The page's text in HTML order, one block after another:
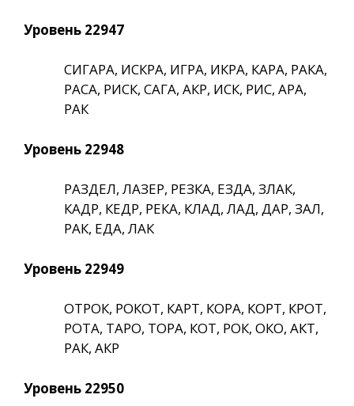
Уровень 22947
СИГАРА, ИСКРА, ИГРА, ИКРА, КАРА, РАКА,
РАСА, РИСК, САГА, АКР, ИСК, РИС, АРА,
РАК
Уровень 22948
РАЗДЕЛ, ЛАЗЕР, РЕЗКА, ЕЗДА, ЗЛАК,
КАДР, КЕДР, РЕКА, КЛАД, ЛАД, ДАР, ЗАЛ,
РАК, ЕДА, ЛАК
Уровень 22949
ОТРОК, РОКОТ, КАРТ, КОРА, КОРТ, КРОТ,
РОТА, ТАРО, ТОРА, КОТ, РОК, ОКО, АКТ,
РАК, АКР
Уровень 22950